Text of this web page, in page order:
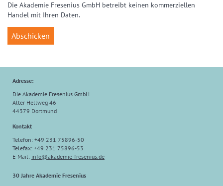
Die Akademie Fresenius GmbH betreibt keinen kommerziellen
Handel mit Ihren Daten.
Adresse:
Die Akademie Fresenius GmbH
Alter Hellweg 46
44379 Dortmund
Kontakt
Telefon: +49 231 75896-50
Telefax: +49 231 75896-53
E-Mail: info@akademie-fresenius.de
30 Jahre Akademie Fresenius